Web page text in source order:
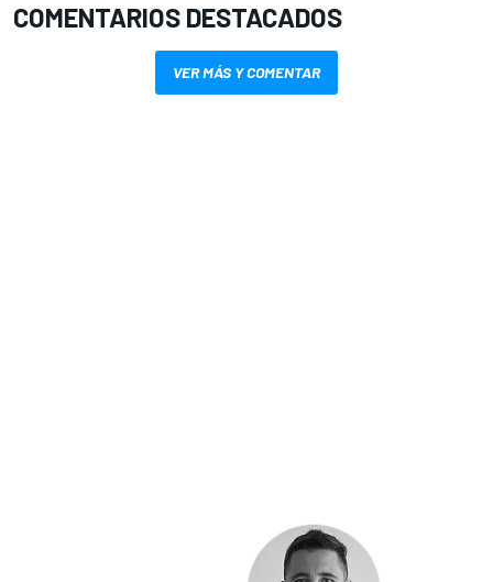
COMENTARIOS DESTACADOS
VER MÁS Y COMENTAR